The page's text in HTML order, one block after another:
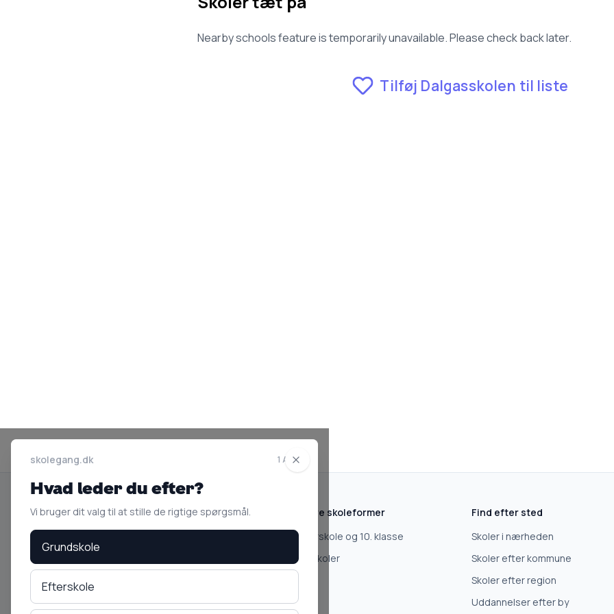
Nearby schools feature is temporarily unavailable. Please check back later.
Tilføj Dalgasskolen til liste
skolegang.dk 1 AF 5
Hvad leder du efter?
Vi bruger dit valg til at stille de rigtige spørgsmål.
Grundskole
Efterskole
Ranglister
Andre skoleformer
Efterskole og 10. klasse
Højskoler
Find efter sted
Skoler i nærheden
Skoler efter kommune
Skoler efter region
Uddannelser efter by